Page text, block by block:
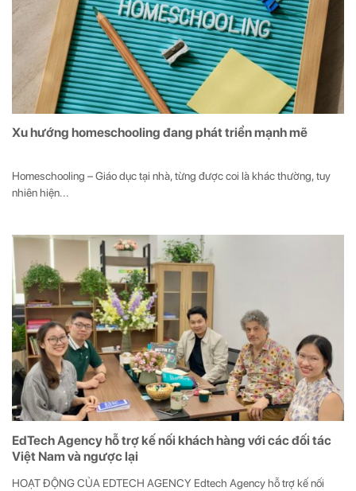
Xu hướng homeschooling đang phát triển mạnh mẽ
Homeschooling – Giáo dục tại nhà, từng được coi là khác thường, tuy
nhiên hiện...
EdTech Agency hỗ trợ kế nối khách hàng với các đối tác
Việt Nam và ngược lại
HOẠT ĐỘNG CỦA EDTECH AGENCY Edtech Agency hỗ trợ kế nối